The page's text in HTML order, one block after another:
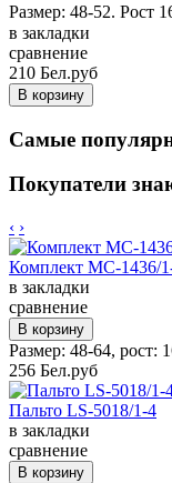
Размер: 48-52. Рост
в закладки
сравнение
210 Бел.руб
Самые
Покупатели
‹ ›
Комплект MC-1436/
в закладки
сравнение
Размер: 48-64, рост:
256 Бел.руб
Пальто LS-5018/1-4
в закладки
сравнение